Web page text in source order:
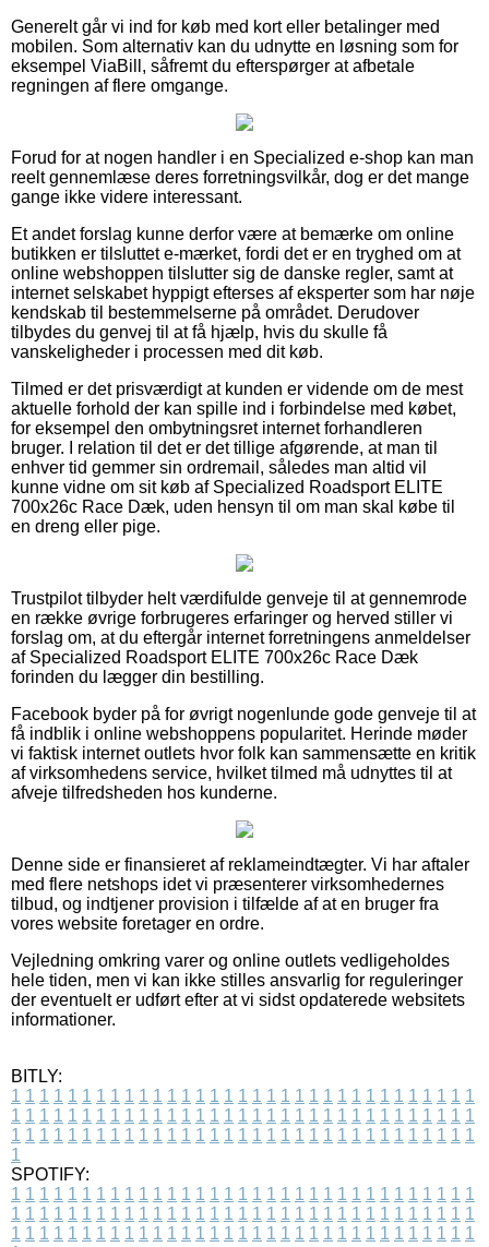
Generelt går vi ind for køb med kort eller betalinger med
mobilen. Som alternativ kan du udnytte en løsning som for
eksempel ViaBill, såfremt du efterspørger at afbetale
regningen af flere omgange.
Forud for at nogen handler i en Specialized e-shop kan man
reelt gennemlæse deres forretningsvilkår, dog er det mange
gange ikke videre interessant.
Et andet forslag kunne derfor være at bemærke om online
butikken er tilsluttet e-mærket, fordi det er en tryghed om at
online webshoppen tilslutter sig de danske regler, samt at
internet selskabet hyppigt efterses af eksperter som har nøje
kendskab til bestemmelserne på området. Derudover
tilbydes du genvej til at få hjælp, hvis du skulle få
vanskeligheder i processen med dit køb.
Tilmed er det prisværdigt at kunden er vidende om de mest
aktuelle forhold der kan spille ind i forbindelse med købet,
for eksempel den ombytningsret internet forhandleren
bruger. I relation til det er det tillige afgørende, at man til
enhver tid gemmer sin ordremail, således man altid vil
kunne vidne om sit køb af Specialized Roadsport ELITE
700x26c Race Dæk, uden hensyn til om man skal købe til
en dreng eller pige.
Trustpilot tilbyder helt værdifulde genveje til at gennemrode
en række øvrige forbrugeres erfaringer og herved stiller vi
forslag om, at du eftergår internet forretningens anmeldelser
af Specialized Roadsport ELITE 700x26c Race Dæk
forinden du lægger din bestilling.
Facebook byder på for øvrigt nogenlunde gode genveje til at
få indblik i online webshoppens popularitet. Herinde møder
vi faktisk internet outlets hvor folk kan sammensætte en kritik
af virksomhedens service, hvilket tilmed må udnyttes til at
afveje tilfredsheden hos kunderne.
Denne side er finansieret af reklameindtægter. Vi har aftaler
med flere netshops idet vi præsenterer virksomhedernes
tilbud, og indtjener provision i tilfælde af at en bruger fra
vores website foretager en ordre.
Vejledning omkring varer og online outlets vedligeholdes
hele tiden, men vi kan ikke stilles ansvarlig for reguleringer
der eventuelt er udført efter at vi sidst opdaterede websitets
informationer.
BITLY:
1 1 1 1 1 1 1 1 1 1 1 1 1 1 1 1 1 1 1 1 1 1 1 1 1 1 1 1 1 1 1 1 1
1 1 1 1 1 1 1 1 1 1 1 1 1 1 1 1 1 1 1 1 1 1 1 1 1 1 1 1 1 1 1 1 1
1 1 1 1 1 1 1 1 1 1 1 1 1 1 1 1 1 1 1 1 1 1 1 1 1 1 1 1 1 1 1 1 1
1
SPOTIFY:
1 1 1 1 1 1 1 1 1 1 1 1 1 1 1 1 1 1 1 1 1 1 1 1 1 1 1 1 1 1 1 1 1
1 1 1 1 1 1 1 1 1 1 1 1 1 1 1 1 1 1 1 1 1 1 1 1 1 1 1 1 1 1 1 1 1
1 1 1 1 1 1 1 1 1 1 1 1 1 1 1 1 1 1 1 1 1 1 1 1 1 1 1 1 1 1 1 1 1